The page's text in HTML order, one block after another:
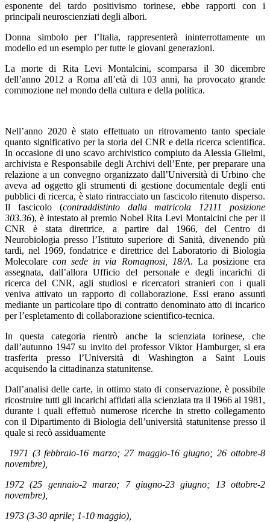
esponente del tardo positivismo torinese, ebbe rapporti con i
principali neuroscienziati degli albori.
Donna simbolo per l’Italia, rappresenterà ininterrottamente un
modello ed un esempio per tutte le giovani generazioni.
La morte di Rita Levi Montalcini, scomparsa il 30 dicembre
dell’anno 2012 a Roma all’età di 103 anni, ha provocato grande
commozione nel mondo della cultura e della politica.
Nell’anno 2020 è stato effettuato un ritrovamento tanto speciale
quanto significativo per la storia del CNR e della ricerca scientifica.
In occasione di uno scavo archivistico compiuto da Alessia Glielmi,
archivista e Responsabile degli Archivi dell’Ente, per preparare una
relazione a un convegno organizzato dall’Università di Urbino che
aveva ad oggetto gli strumenti di gestione documentale degli enti
pubblici di ricerca, è stato rintracciato un fascicolo ritenuto disperso.
Il fascicolo (contraddistinto dalla matricola 12111 posizione
303.36), è intestato al premio Nobel Rita Levi Montalcini che per il
CNR è stata direttrice, a partire dal 1966, del Centro di
Neurobiologia presso l’Istituto superiore di Sanità, divenendo più
tardi, nel 1969, fondatrice e direttrice del Laboratorio di Biologia
Molecolarecon sede in via Romagnosi, 18/A. La posizione era
assegnata, dall’allora Ufficio del personale e degli incarichi di
ricerca del CNR, agli studiosi e ricercatori stranieri con i quali
veniva attivato un rapporto di collaborazione. Essi erano assunti
mediante un particolare tipo di contratto denominato atto di incarico
per l’espletamento di collaborazione scientifico-tecnica.
In questa categoria rientrò anche la scienziata torinese, che
dall’autunno 1947 su invito del professor Viktor Hamburger, si era
trasferita presso l’Università di Washington a Saint Louis
acquisendo la cittadinanza statunitense.
Dall’analisi delle carte, in ottimo stato di conservazione, è possibile
ricostruire tutti gli incarichi affidati alla scienziata tra il 1966 al 1981,
durante i quali effettuò numerose ricerche in stretto collegamento
con il Dipartimento di Biologia dell’università statunitense presso il
quale si recò assiduamente
1971 (3 febbraio-16 marzo; 27 maggio-16 giugno; 26 ottobre-8
novembre),
1972 (25 gennaio-2 marzo; 7 giugno-23 giugno; 13 ottobre-2
novembre),
1973 (3-30 aprile; 1-10 maggio),